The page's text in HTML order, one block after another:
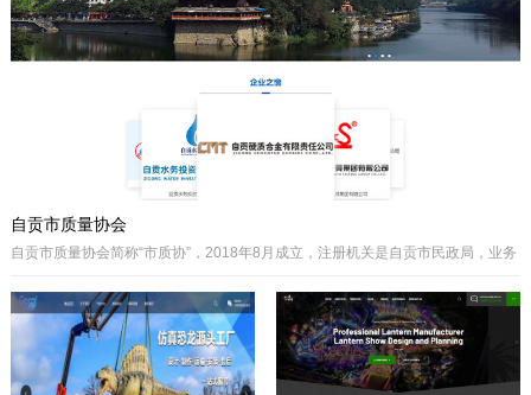
主要经营泵阀及其配件、硬质合金制品
类产品、耐磨材料类配件，承接用户非
标件设计和定制。
自贡市质量协会
自贡市质量协会简称“市质协”，2018年8月成立，注册机关是自贡市民政局，业务
协会之一，历届会长由主管经济工作的副市长担任，是自贡市市场监督管理局领
导下的全市性质量组织，是我市传播国内外先进质量管理方法、助推质量事业发
展的中坚力量。是联系广大企业和质量工作者的纽带。